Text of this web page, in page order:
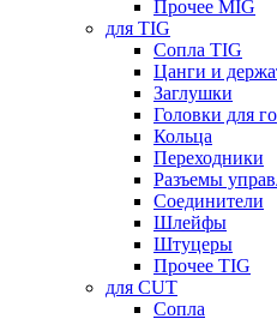
Прочее MIG
для TIG
Сопла TIG
Цанги и
Заглушки
Головки для
Кольца
Переходники
Разъемы
Соединители
Шлейфы
Штуцеры
Прочее TIG
для CUT
Сопла